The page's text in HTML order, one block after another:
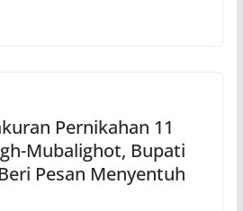
Pernikahan 11
Mubalighot, Bupati
Pesan Menyentuh